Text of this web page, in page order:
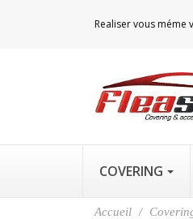
Realiser vous méme
COVERING
Accueil